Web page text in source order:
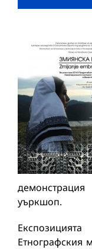
уъркшоп.
Етнографския